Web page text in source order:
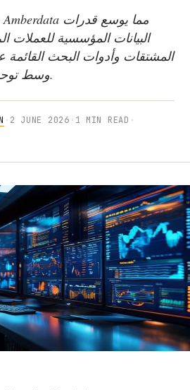
البيانات المؤسسية للعملات
المشتقات وأدوات البحث القائمة
وسط توحد البنية التحتية للسوق.
· 2 JUNE 2026 · 1 MIN READ ·